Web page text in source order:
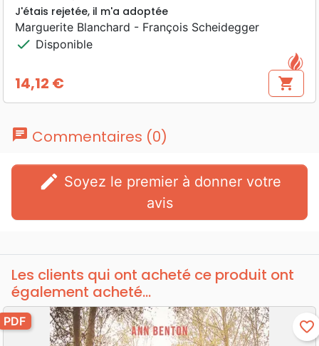
J'étais rejetée, il m'a adoptée
Marguerite Blanchard - François Scheidegger
check Disponible
Prix
14,12 € shopping_cart
chat Commentaires (0)
edit
avis
Les clients qui ont acheté ce produit ont
également acheté...
PDF favorite_border